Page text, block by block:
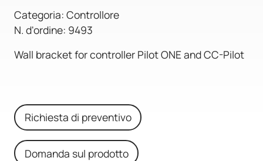
Categoria: Controllore
N. d'ordine: 9493
Wall bracket for controller Pilot ONE and CC-Pilot
Richiesta di preventivo
Domanda sul prodotto